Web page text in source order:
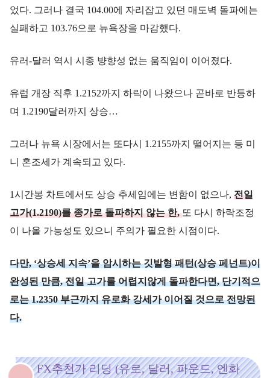
었다. 그러나 결국 104.00에 자리잡고 있던 매도벽 돌파에는
실패하고 103.76으로 뉴욕장을 마감했다.
유러-달러 역시 시종 뱡향성 없는 움직임이 이어졌다.
유럽 개장 직후 1.2152까지 하락이 나왔으나 곧바로 반등하
며 1.2190달러까지 상승…
그러나 뉴욕 시장에서는 또다시 1.2155까지 떨어지는 등 미
니 혼조세가 계속되고 있다.
1시간봉 차트에서도 상승 추세임에는 변함이 없으나, 전일
고가(1.2190)를 종가로 돌파하지 않는 한,또 다시 하락조정
이 나올 가능성도 있으니 주의가 필요한 시점이다.
다만, ‘상승세 지속’을 암시하는 깃발형 패턴(상승 페넌트)이
완성된 만큼, 전일 고가를 어렵지않게 돌파한다면, 단기적으
로는 1.2350 부근까지 유로화 강세가 이어질 것으로 전망된
다.
FX추천가 리딩 (유로, 달러, 파운드, 엔화